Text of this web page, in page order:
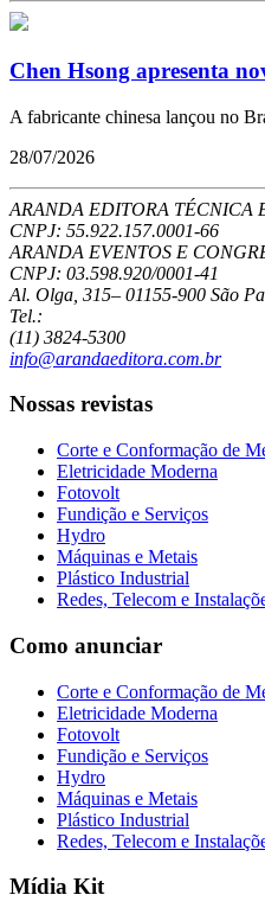
Chen Hsong apresenta
A fabricante chinesa lançou no
28/07/2026
ARANDA EDITORA TÉCNICA
CNPJ: 55.922.157.0001-66
ARANDA EVENTOS E
CNPJ: 03.598.920/0001-41
Al. Olga, 315– 01155-900 São
Tel.:
(11) 3824-5300
info@arandaeditora.com.br
Nossas revistas
Corte e Conformação de
Eletricidade Moderna
Fotovolt
Fundição e Serviços
Hydro
Máquinas e Metais
Plástico Industrial
Redes, Telecom e
Como anunciar
Corte e Conformação de
Eletricidade Moderna
Fotovolt
Fundição e Serviços
Hydro
Máquinas e Metais
Plástico Industrial
Redes, Telecom e
Mídia Kit